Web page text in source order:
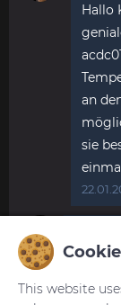
Hallo
an
sie
hi
This website